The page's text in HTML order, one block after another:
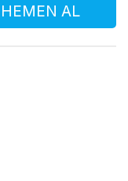
HEMEN AL